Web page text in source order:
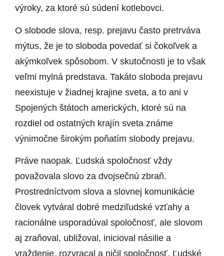
výroky, za ktoré sú súdení kotlebovci.
O slobode slova, resp. prejavu často pretrváva
mýtus, že je to sloboda povedať si čokoľvek a
akýmkoľvek spôsobom. V skutočnosti je to však
veľmi mylná predstava. Takáto sloboda prejavu
neexistuje v žiadnej krajine sveta, a to ani v
Spojených štátoch amerických, ktoré sú na
rozdiel od ostatných krajín sveta známe
výnimočne širokým poňatím slobody prejavu.
Práve naopak. Ľudská spoločnosť vždy
považovala slovo za dvojsečnú zbraň.
Prostredníctvom slova a slovnej komunikácie
človek vytváral dobré medziľudské vzťahy a
racionálne usporadúval spoločnosť, ale slovom
aj zraňoval, ubližoval, inicioval násilie a
vraždenie, rozvracal a ničil spoločnosť. Ľudské